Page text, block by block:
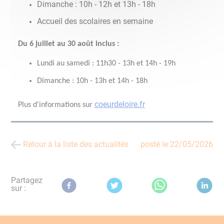
Dimanche : 10h - 12h et 13h - 18h
Accueil des scolaires en semaine
Du 6 juillet au 30 août inclus :
Lundi au samedi : 11h30 - 13h et 14h - 19h
Dimanche : 10h - 13h et 14h - 18h
Plus d'informations sur coeurdeloire.fr
Retour à la liste des actualités posté le 22/05/2026
Partagez
sur :